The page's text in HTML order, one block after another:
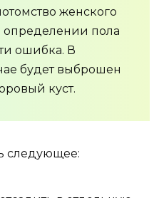
женского
определении пола
ошибка. В
будет выброшен
куст.
следующее: